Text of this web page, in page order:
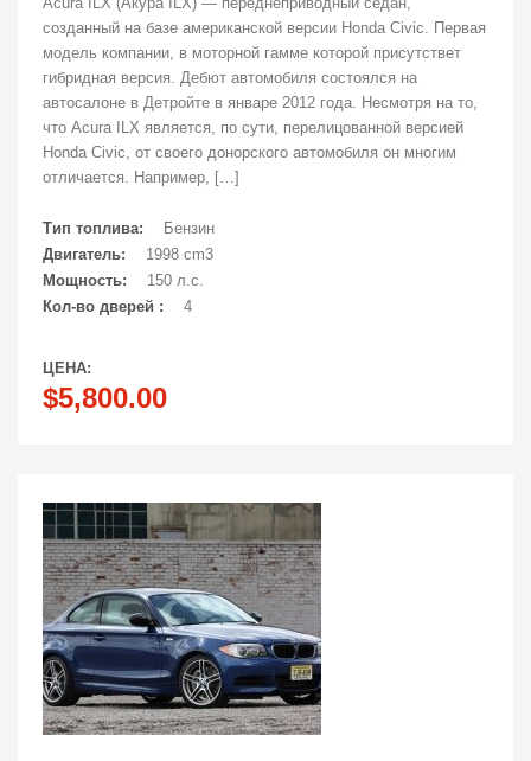
созданный на базе американской версии Honda Civic. Первая
модель компании, в моторной гамме которой присутствет
гибридная версия. Дебют автомобиля состоялся на
автосалоне в Детройте в январе 2012 года. Несмотря на то,
что Acura ILX является, по сути, перелицованной версией
Honda Civic, от своего донорского автомобиля он многим
отличается. Например, […]
Тип топлива:
Бензин
Двигатель:
1998 cm3
Мощность:
150 л.с.
Кол-во дверей :
4
ЦЕНА:
$5,800.00